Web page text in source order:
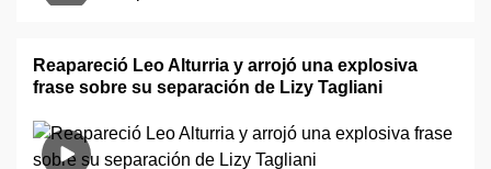
Reapareció Leo Alturria y arrojó una explosiva
frase sobre su separación de Lizy Tagliani